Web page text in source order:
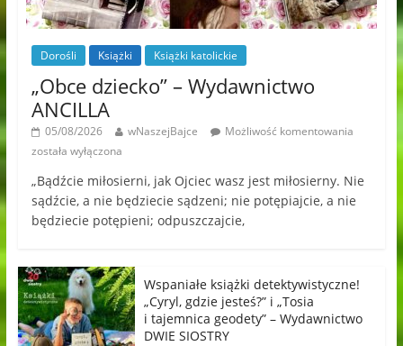
Dorośli Książki Książki katolickie
„Obce dziecko” – Wydawnictwo
ANCILLA
05/08/2026 wNaszejBajce
Możliwość komentowania
została wyłączona
„Bądźcie miłosierni, jak Ojciec wasz jest miłosierny. Nie
sądźcie, a nie będziecie sądzeni; nie potępiajcie, a nie
będziecie potępieni; odpuszczajcie,
Wspaniałe książki detektywistyczne!
„Cyryl, gdzie jesteś?” i „Tosia
i tajemnica geodety” – Wydawnictwo
DWIE SIOSTRY